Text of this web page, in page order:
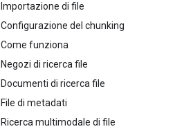
Importazione di file
Configurazione del chunking
Come funziona
Negozi di ricerca file
Documenti di ricerca file
File di metadati
Ricerca multimodale di file